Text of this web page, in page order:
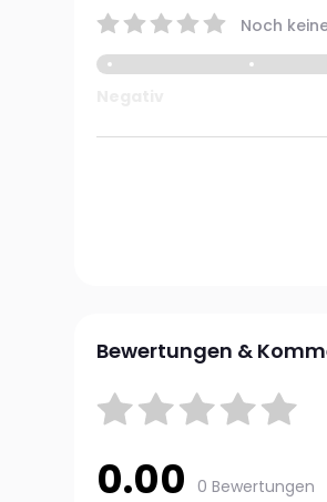
Noch
Bewertungen &
0.00 0 Bewertungen